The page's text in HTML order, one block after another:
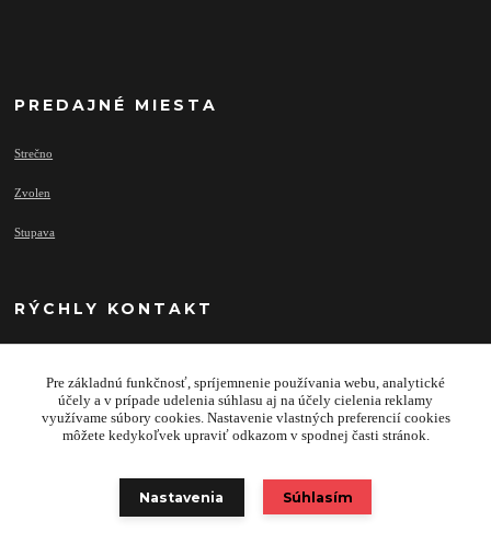
PREDAJNÉ MIESTA
Strečno
Zvolen
Stupava
RÝCHLY KONTAKT
info@najprivesy.sk
Pre základnú funkčnosť, spríjemnenie používania webu, analytické
účely a v prípade udelenia súhlasu aj na účely cielenia reklamy
využívame súbory cookies. Nastavenie vlastných preferencií cookies
môžete kedykoľvek upraviť odkazom v spodnej časti stránok.
Nastavenia Súhlasím